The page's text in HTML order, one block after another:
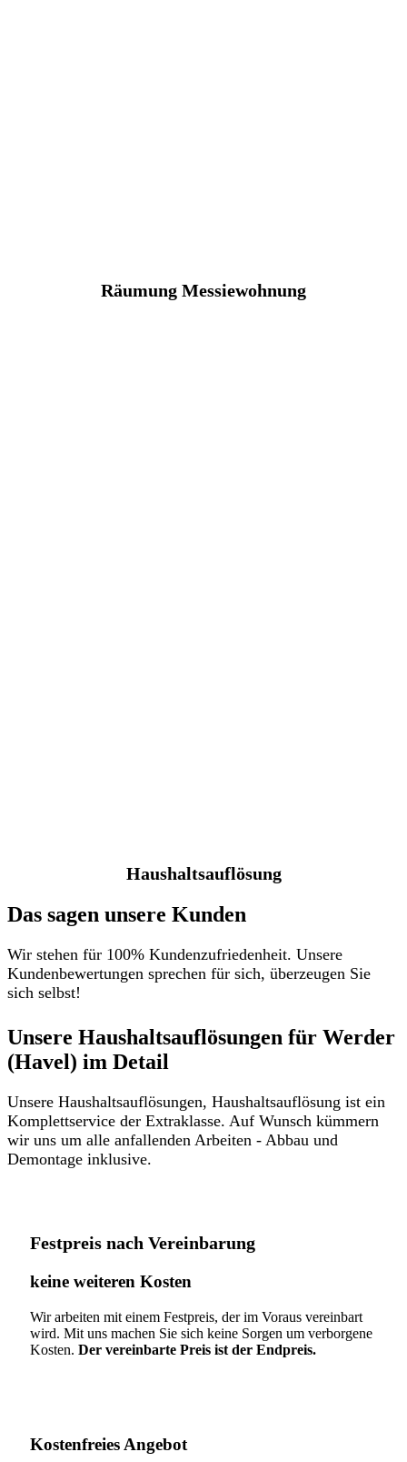
Räumung Messiewohnung
Haushaltsauflösung
Das sagen unsere Kunden
Wir stehen für 100% Kundenzufriedenheit. Unsere
Kundenbewertungen sprechen für sich, überzeugen Sie
sich selbst!
Unsere Haushaltsauflösungen für Werder
(Havel) im Detail​
Unsere Haushaltsauflösungen, Haushaltsauflösung ist ein
Komplettservice der Extraklasse. Auf Wunsch kümmern
wir uns um alle anfallenden Arbeiten - Abbau und
Demontage inklusive.
Festpreis nach Vereinbarung
keine weiteren Kosten
Wir arbeiten mit einem Festpreis, der im Voraus vereinbart
wird. Mit uns machen Sie sich keine Sorgen um verborgene
Kosten. Der vereinbarte Preis ist der Endpreis.
Kostenfreies Angebot